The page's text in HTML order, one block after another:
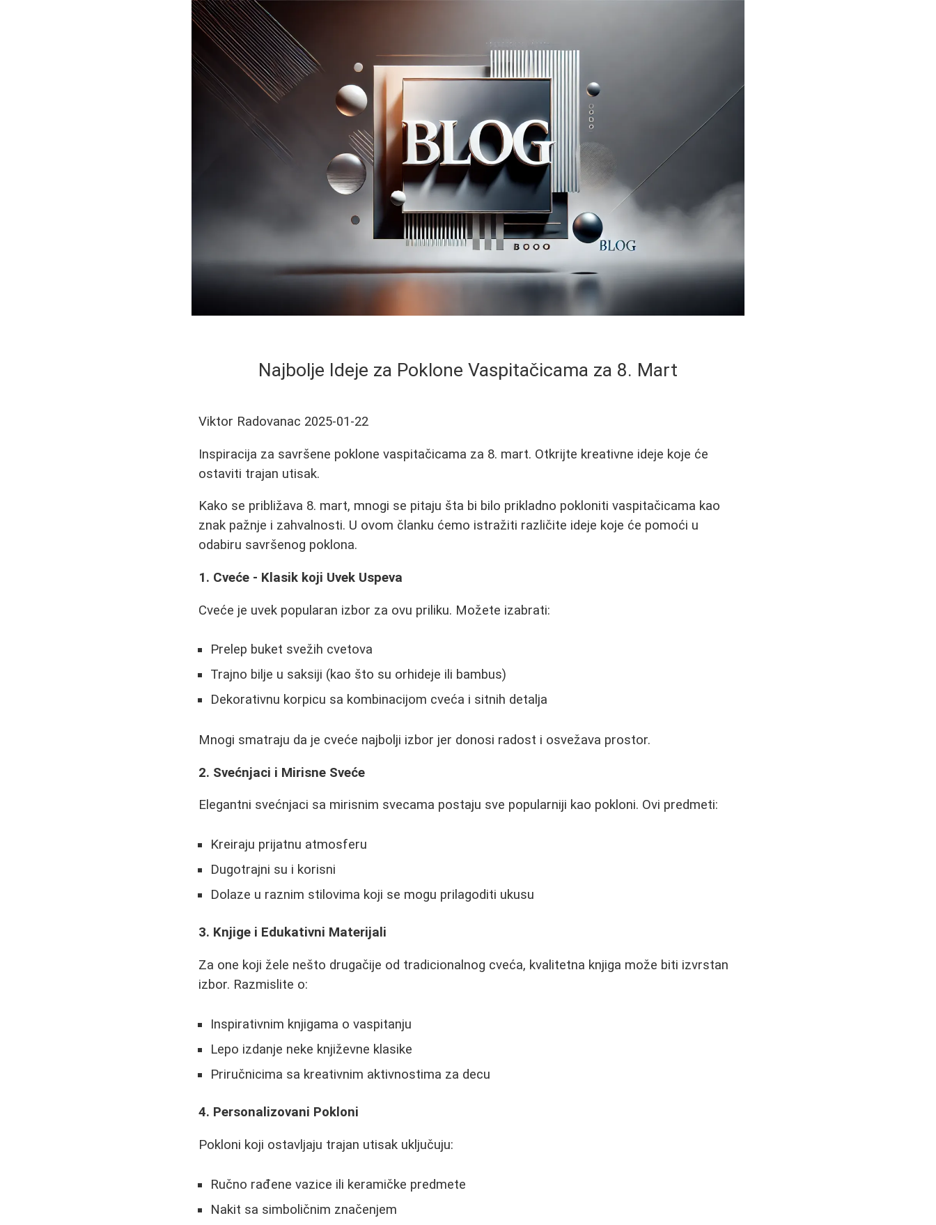
Najbolje Ideje za Poklone Vaspitačicama za 8. Mart
Viktor Radovanac 2025-01-22
Inspiracija za savršene poklone vaspitačicama za 8. mart. Otkrijte kreativne ideje koje će
ostaviti trajan utisak.
Kako se približava 8. mart, mnogi se pitaju šta bi bilo prikladno pokloniti vaspitačicama kao
znak pažnje i zahvalnosti. U ovom članku ćemo istražiti različite ideje koje će pomoći u
odabiru savršenog poklona.
1. Cveće - Klasik koji Uvek Uspeva
Cveće je uvek popularan izbor za ovu priliku. Možete izabrati:
Prelep buket svežih cvetova
Trajno bilje u saksiji (kao što su orhideje ili bambus)
Dekorativnu korpicu sa kombinacijom cveća i sitnih detalja
Mnogi smatraju da je cveće najbolji izbor jer donosi radost i osvežava prostor.
2. Svećnjaci i Mirisne Sveće
Elegantni svećnjaci sa mirisnim svecama postaju sve popularniji kao pokloni. Ovi predmeti:
Kreiraju prijatnu atmosferu
Dugotrajni su i korisni
Dolaze u raznim stilovima koji se mogu prilagoditi ukusu
3. Knjige i Edukativni Materijali
Za one koji žele nešto drugačije od tradicionalnog cveća, kvalitetna knjiga može biti izvrstan
izbor. Razmislite o:
Inspirativnim knjigama o vaspitanju
Lepo izdanje neke književne klasike
Priručnicima sa kreativnim aktivnostima za decu
4. Personalizovani Pokloni
Pokloni koji ostavljaju trajan utisak uključuju:
Ručno rađene vazice ili keramičke predmete
Nakit sa simboličnim značenjem